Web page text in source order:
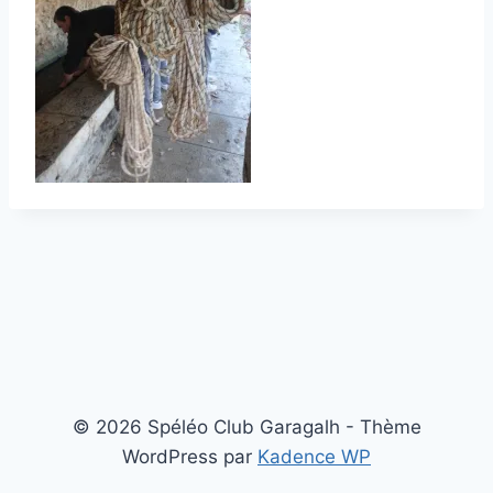
© 2026 Spéléo Club Garagalh - Thème
WordPress par Kadence WP